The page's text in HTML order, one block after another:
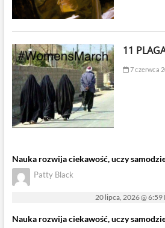
11
7 czerwca
Nauka rozwija ciekawość, uczy
Patty Black
20 lipca, 2026 @ 6:59
Nauka rozwija ciekawość, uczy